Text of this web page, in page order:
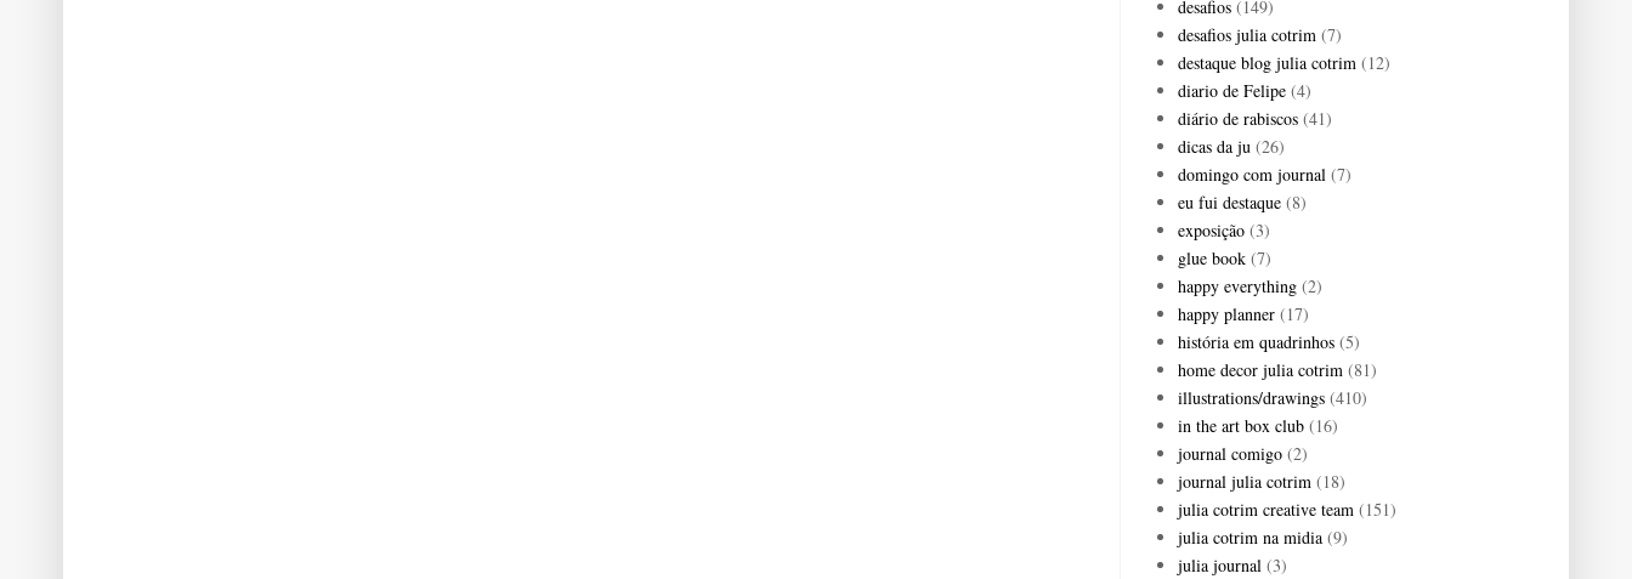
desafios (149)
desafios julia cotrim (7)
destaque blog julia cotrim (12)
diario de Felipe (4)
diário de rabiscos (41)
dicas da ju (26)
domingo com journal (7)
eu fui destaque (8)
exposição (3)
glue book (7)
happy everything (2)
happy planner (17)
história em quadrinhos (5)
home decor julia cotrim (81)
illustrations/drawings (410)
in the art box club (16)
journal comigo (2)
journal julia cotrim (18)
julia cotrim creative team (151)
julia cotrim na midia (9)
julia journal (3)